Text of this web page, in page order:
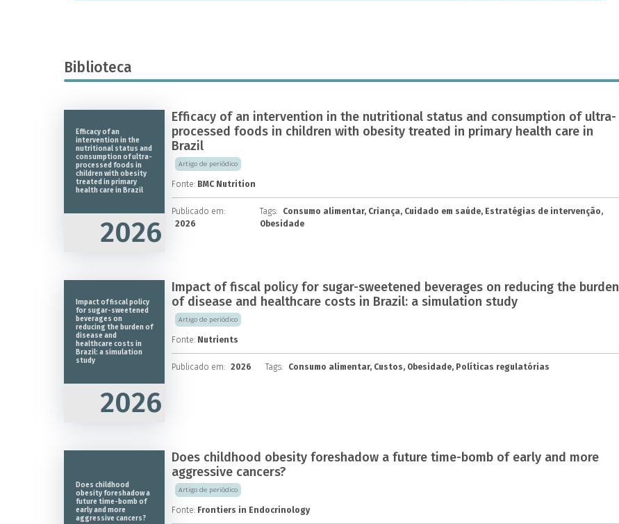
Biblioteca
Efficacy of an
intervention in the
nutritional status and
consumption of ultra-
processed foods in
children with obesity
treated in primary
health care in Brazil
2026
Efficacy of an intervention in the nutritional status and consumption of ultra-
processed foods in children with obesity treated in primary health care in
Brazil
Artigo de periódico
Fonte: BMC Nutrition
Publicado em:
2026
Tags:
Consumo alimentar, Criança, Cuidado em saúde, Estratégias de intervenção,
Obesidade
Impact of fiscal policy
for sugar-sweetened
beverages on
reducing the burden of
disease and
healthcare costs in
Brazil: a simulation
study
2026
Impact of fiscal policy for sugar-sweetened beverages on reducing the burden
of disease and healthcare costs in Brazil: a simulation study
Artigo de periódico
Fonte: Nutrients
Publicado em: 2026 Tags: Consumo alimentar, Custos, Obesidade, Políticas regulatórias
Does childhood
obesity foreshadow a
future time-bomb of
early and more
aggressive cancers?
Does childhood obesity foreshadow a future time-bomb of early and more
aggressive cancers?
Artigo de periódico
Fonte: Frontiers in Endocrinology